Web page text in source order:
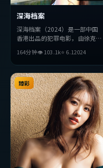
深海档案
深海档案（2024）是一部中国
香港出品的犯罪电影，由徐克执
演。影片在叙事与视听上力求突
破，探讨人性与抉择，节奏张弛
有度，适合喜欢该类型的观众完
整观看。
164分钟👁103.1k⭐ 6.12024
臻彩